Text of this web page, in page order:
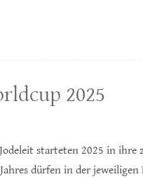
2025
starteten 2025 in ihre
dürfen in der